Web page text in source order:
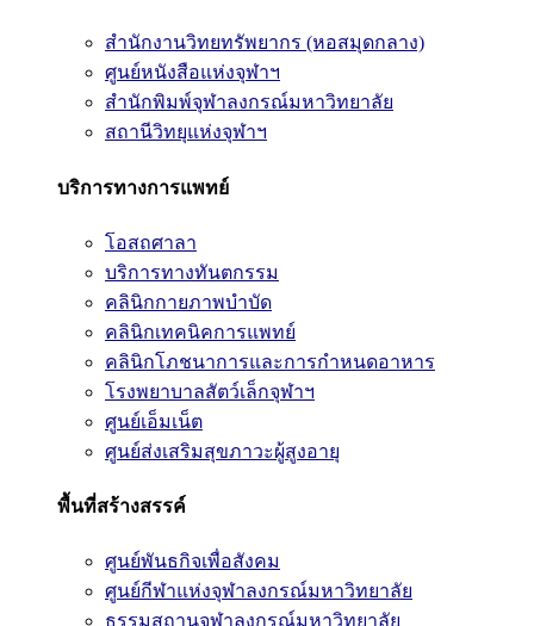
สำนักงานวิทยทรัพยากร (หอสมุดกลาง)
ศูนย์หนังสือแห่งจุฬาฯ
สำนักพิมพ์จุฬาลงกรณ์มหาวิทยาลัย
สถานีวิทยุแห่งจุฬาฯ
บริการทางการแพทย์
โอสถศาลา
บริการทางทันตกรรม
คลินิกกายภาพบำบัด
คลินิกเทคนิคการแพทย์
คลินิกโภชนาการและการกำหนดอาหาร
โรงพยาบาลสัตว์เล็กจุฬาฯ
ศูนย์เอ็มเน็ต
ศูนย์ส่งเสริมสุขภาวะผู้สูงอายุ
พื้นที่สร้างสรรค์
ศูนย์พันธกิจเพื่อสังคม
ศูนย์กีฬาแห่งจุฬาลงกรณ์มหาวิทยาลัย
ธรรมสถานจุฬาลงกรณ์มหาวิทยาลัย